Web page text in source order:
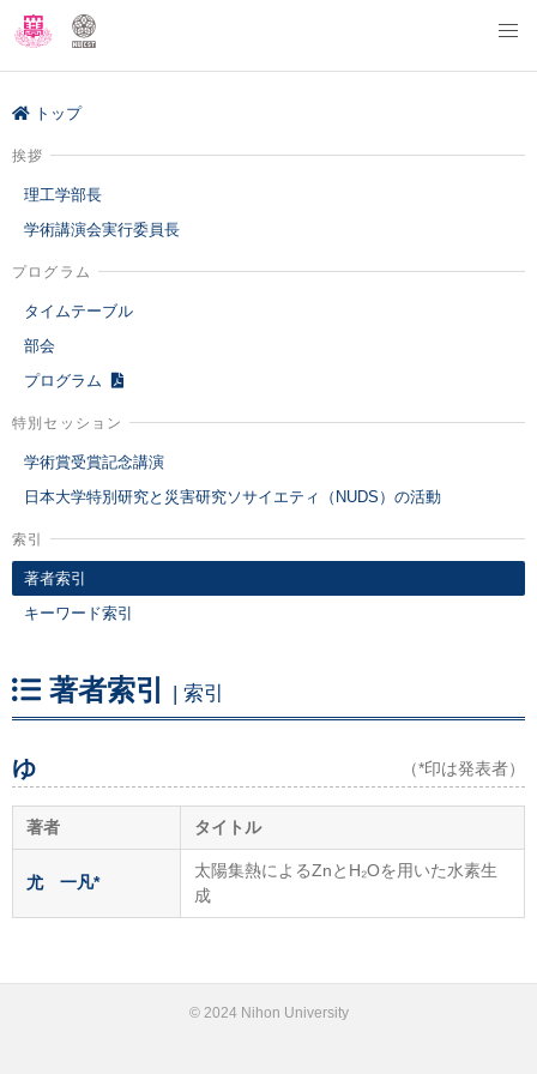
トップ
挨拶
理工学部長
学術講演会実行委員長
プログラム
タイムテーブル
部会
プログラム
特別セッション
学術賞受賞記念講演
日本大学特別研究と災害研究ソサイエティ（NUDS）の活動
索引
著者索引
キーワード索引
著者索引 | 索引
ゆ （*印は発表者）
著者 タイトル
尤 一凡*
太陽集熱によるZnとH₂Oを用いた水素生
成
© 2024 Nihon University